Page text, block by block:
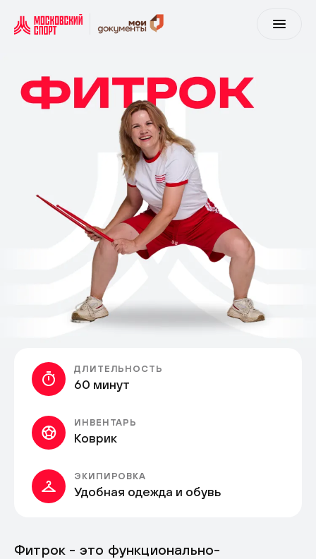
ДЛИТЕЛЬНОСТЬ
60 минут
ИНВЕНТАРЬ
Коврик
ЭКИПИРОВКА
Удобная одежда и обувь
Фитрок - это функционально-